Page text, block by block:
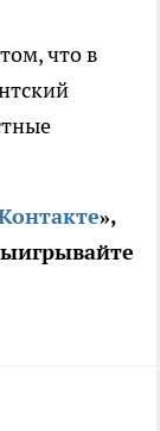
что в
»,